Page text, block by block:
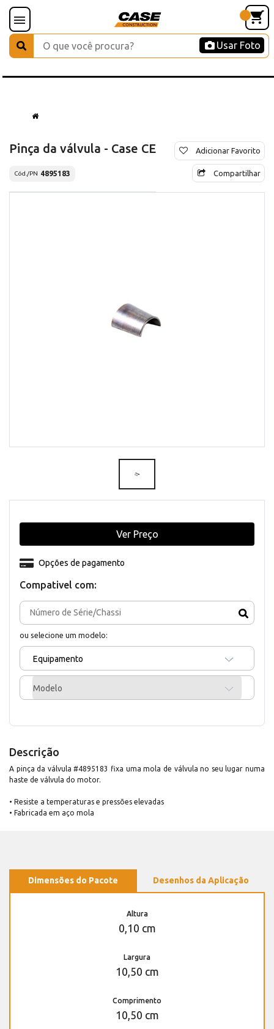
Usar Foto
Pinça da válvula - Case CE
Cód./PN 4895183
Adicionar Favorito
Compartilhar
Compativel com:
ou selecione um modelo:
Equipamento
Modelo
Opções de pagamento
Ver Preço
Descrição
A pinça da válvula #4895183 fixa uma mola de válvula no seu lugar numa
haste de válvula do motor.
• Resiste a temperaturas e pressões elevadas
• Fabricada em aço mola
Dimensões do Pacote Desenhos da Aplicação
Altura
0,10 cm
Largura
10,50 cm
Comprimento
10,50 cm